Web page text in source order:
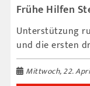
Frühe Hilfen
Unterstützung
und die ersten
Mittwoch, 22.